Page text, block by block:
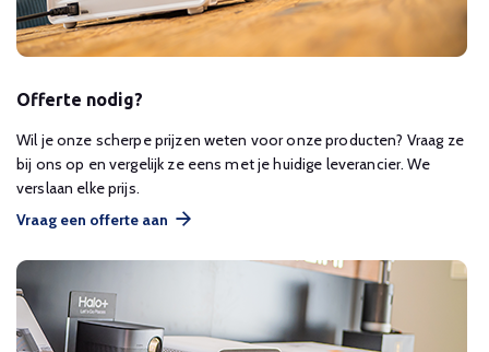
Offerte nodig?
Wil je onze scherpe prijzen weten voor onze producten? Vraag ze
bij ons op en vergelijk ze eens met je huidige leverancier. We
verslaan elke prijs.
Vraag een offerte aan